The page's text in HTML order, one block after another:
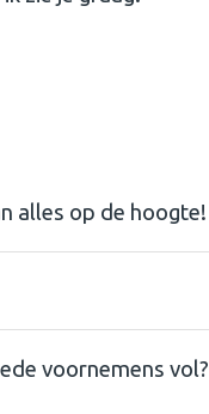
alles op de hoogte!
voornemens vol?